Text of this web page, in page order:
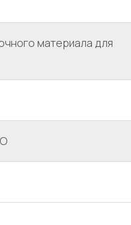
материала для